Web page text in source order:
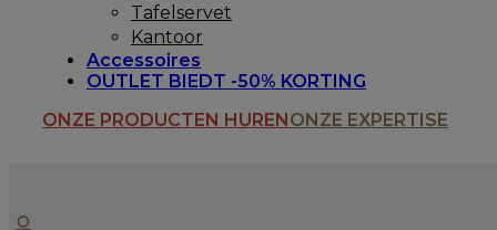
Tafelservet
Kantoor
Accessoires
OUTLET BIEDT -50% KORTING
ONZE PRODUCTEN HURENONZE EXPERTISE